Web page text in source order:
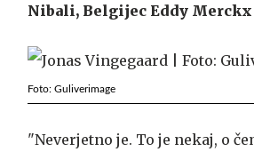
Nibali, Belgijec Eddy Merckx
Foto: Guliverimage
"Neverjetno je. To je nekaj, o